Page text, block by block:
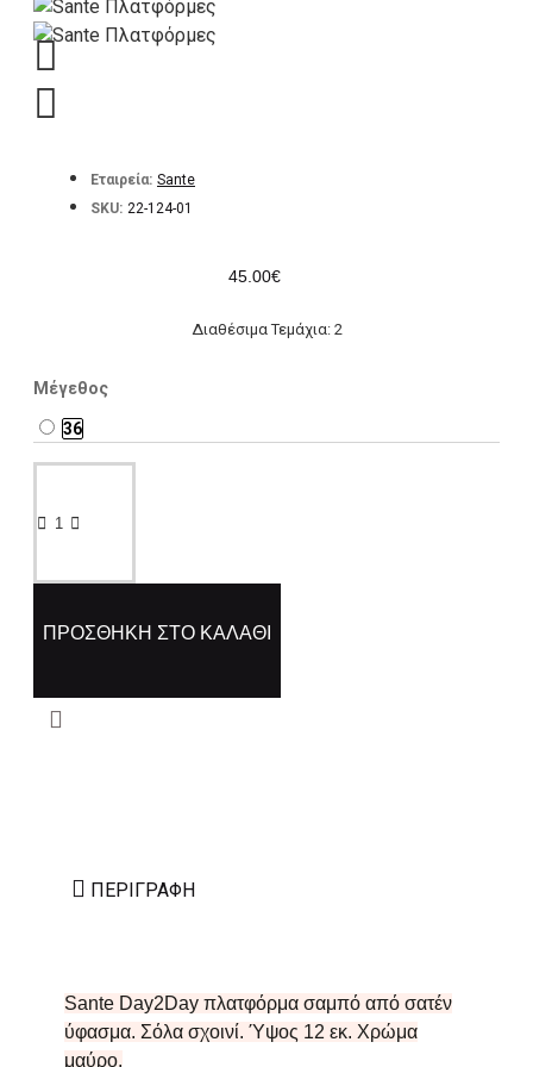
Εταιρεία: Sante
SKU: 22-124-01
45.00€
Διαθέσιμα Τεμάχια: 2
Μέγεθος
36
ΠΡΟΣΘΉΚΗ ΣΤΟ ΚΑΛΆΘΙ
ΠΕΡΙΓΡΑΦΉ
Sante Day2Day πλατφόρμα σαμπό από σατέν
ύφασμα. Σόλα σχοινί. Ύψος 12 εκ. Χρώμα
μαύρο.